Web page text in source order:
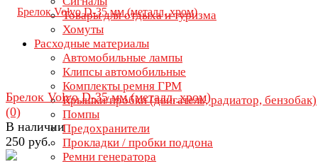
Товары для отдыха и туризма
Хомуты
Расходные материалы
Автомобильные лампы
Клипсы автомобильные
Комплекты ремня ГРМ
Крышки/пробки (двигатель, радиатор, бензобак)
Помпы
Предохранители
Прокладки / пробки поддона
Ремни генератора
Брелок Volvo D-35 мм (металл, хром)
(0)
В наличии
250 руб.